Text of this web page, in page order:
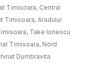
Timisoara, Central
Timisoara, Aradului
Take Ionescu
Timisoara, Nord
Dumbravita